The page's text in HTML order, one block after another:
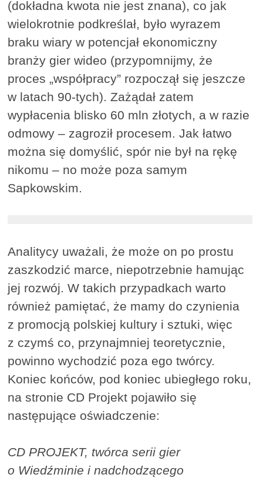
(dokładna kwota nie jest znana), co jak
wielokrotnie podkreślał, było wyrazem
braku wiary w potencjał ekonomiczny
branży gier wideo (przypomnijmy, że
proces „współpracy” rozpoczął się jeszcze
w latach 90-tych). Zażądał zatem
wypłacenia blisko 60 mln złotych, a w razie
odmowy – zagroził procesem. Jak łatwo
można się domyślić, spór nie był na rękę
nikomu – no może poza samym
Sapkowskim.
Analitycy uważali, że może on po prostu
zaszkodzić marce, niepotrzebnie hamując
jej rozwój. W takich przypadkach warto
również pamiętać, że mamy do czynienia
z promocją polskiej kultury i sztuki, więc
z czymś co, przynajmniej teoretycznie,
powinno wychodzić poza ego twórcy.
Koniec końców, pod koniec ubiegłego roku,
na stronie CD Projekt pojawiło się
następujące oświadczenie:
CD PROJEKT, twórca serii gier
o Wiedźminie i nadchodzącego